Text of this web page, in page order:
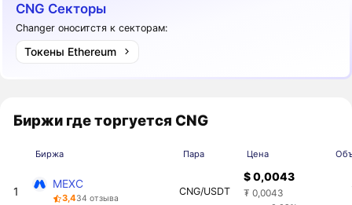
CNG Секторы
Changer оноситстя к секторам:
Токены Ethereum
Биржи где торгуется CNG
Биржа Пара Цена
1
MEXC
3,434 отзыва
CNG/USDT
$ 0,0043
₮ 0,0043